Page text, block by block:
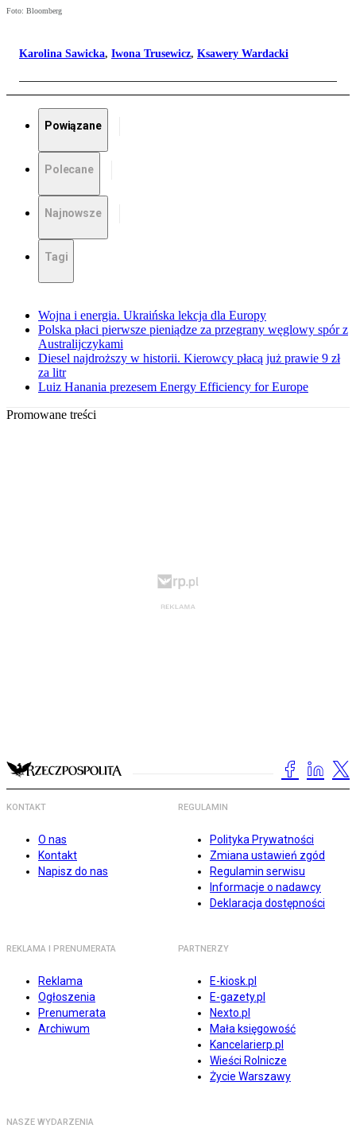
Foto: Bloomberg
Karolina Sawicka, Iwona Trusewicz, Ksawery Wardacki
Powiązane
Polecane
Najnowsze
Tagi
Wojna i energia. Ukraińska lekcja dla Europy
Polska płaci pierwsze pieniądze za przegrany węglowy spór z
Australijczykami
Diesel najdroższy w historii. Kierowcy płacą już prawie 9 zł
za litr
Luiz Hanania prezesem Energy Efficiency for Europe
Promowane treści
KONTAKT
O nas
Kontakt
Napisz do nas
REGULAMIN
Polityka Prywatności
Zmiana ustawień zgód
Regulamin serwisu
Informacje o nadawcy
Deklaracja dostępności
REKLAMA I PRENUMERATA
Reklama
Ogłoszenia
Prenumerata
Archiwum
PARTNERZY
E-kiosk.pl
E-gazety.pl
Nexto.pl
Mała księgowość
Kancelarierp.pl
Wieści Rolnicze
Życie Warszawy
NASZE WYDARZENIA